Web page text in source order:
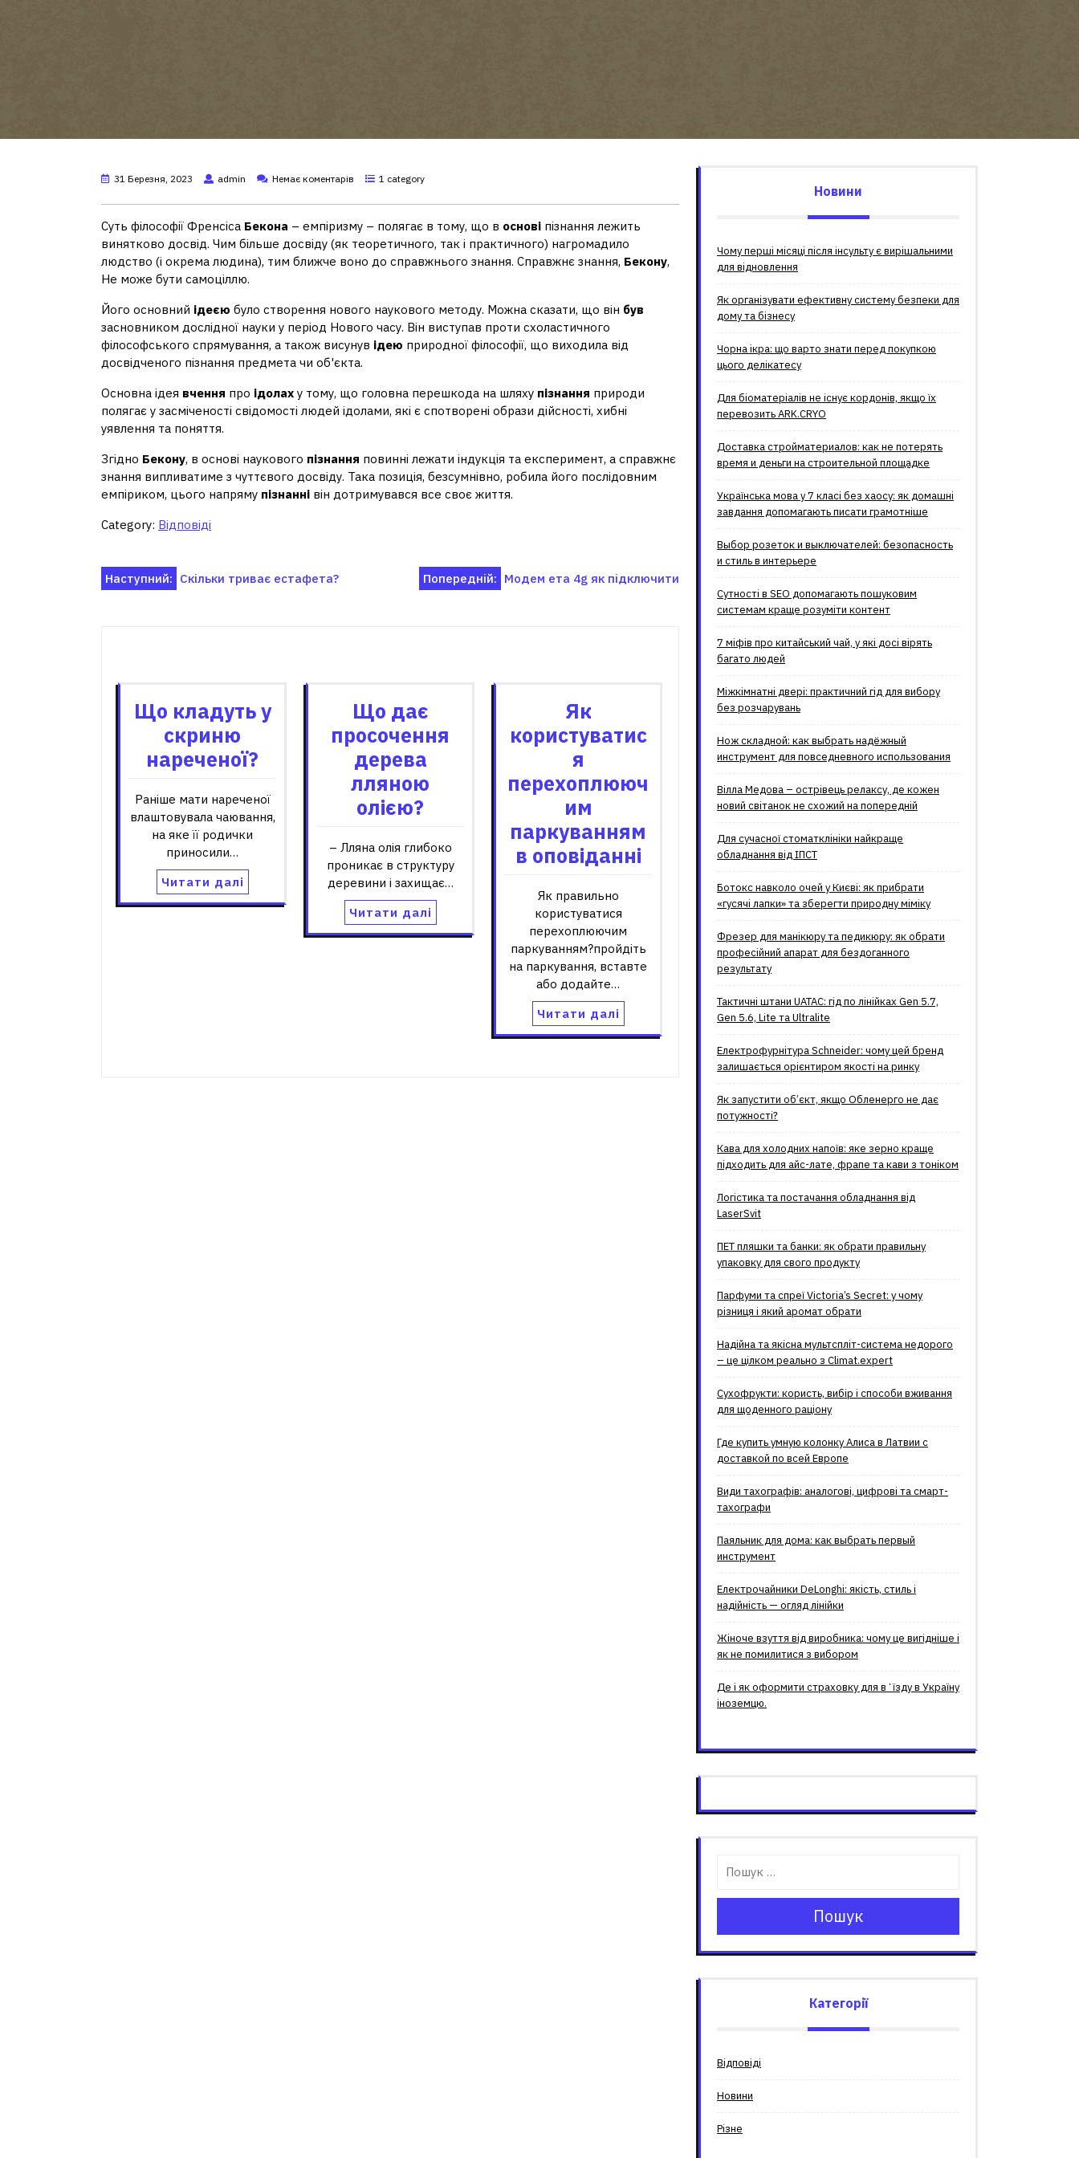
31 Березня, 2023 admin Немає коментарів 1 category
Суть філософії Френсіса Бекона – емпіризму – полягає в тому, що в основі пізнання лежить
винятково досвід. Чим більше досвіду (як теоретичного, так і практичного) нагромадило
людство (і окрема людина), тим ближче воно до справжнього знання. Справжнє знання, Бекону,
Не може бути самоціллю.
Його основний ідеєю було створення нового наукового методу. Можна сказати, що він був
засновником дослідної науки у період Нового часу. Він виступав проти схоластичного
філософського спрямування, а також висунув ідею природної філософії, що виходила від
досвідченого пізнання предмета чи об'єкта.
Основна ідея вчення про ідолах у тому, що головна перешкода на шляху пізнання природи
полягає у засміченості свідомості людей ідолами, які є спотворені образи дійсності, хибні
уявлення та поняття.
Згідно Бекону, в основі наукового пізнання повинні лежати індукція та експеримент, а справжнє
знання випливатиме з чуттєвого досвіду. Така позиція, безсумнівно, робила його послідовним
емпіриком, цього напряму пізнанні він дотримувався все своє життя.
Category: Відповіді
Навігація
Попередній: Модем ета 4g як підключити
Наступний: Скільки триває естафета?
Що кладуть у
скриню
нареченої?
Раніше мати нареченої
влаштовувала чаювання,
на яке її родички
приносили…
Читати далі
Що дає
просочення
дерева
лляною
олією?
– Лляна олія глибоко
проникає в структуру
деревини і захищає…
Читати далі
Як
користуватис
я
перехоплююч
им
паркуванням
в оповіданні
Як правильно
користуватися
перехоплюючим
паркуванням?пройдіть
на паркування, вставте
або додайте…
Читати далі
Новини
Чому перші місяці після інсульту є вирішальними
для відновлення
Як організувати ефективну систему безпеки для
дому та бізнесу
Чорна ікра: що варто знати перед покупкою
цього делікатесу
Для біоматеріалів не існує кордонів, якщо їх
перевозить ARK.CRYO
Доставка стройматериалов: как не потерять
время и деньги на строительной площадке
Українська мова у 7 класі без хаосу: як домашні
завдання допомагають писати грамотніше
Выбор розеток и выключателей: безопасность
и стиль в интерьере
Сутності в SEO допомагають пошуковим
системам краще розуміти контент
7 міфів про китайський чай, у які досі вірять
багато людей
Міжкімнатні двері: практичний гід для вибору
без розчарувань
Нож складной: как выбрать надёжный
инструмент для повседневного использования
Вілла Медова – острівець релаксу, де кожен
новий світанок не схожий на попередній
Для сучасної стоматклініки найкраще
обладнання від ІПСТ
Ботокс навколо очей у Києві: як прибрати
«гусячі лапки» та зберегти природну міміку
Фрезер для манікюру та педикюру: як обрати
професійний апарат для бездоганного
результату
Тактичні штани UATAC: гід по лінійках Gen 5.7,
Gen 5.6, Lite та Ultralite
Електрофурнітура Schneider: чому цей бренд
залишається орієнтиром якості на ринку
Як запустити об’єкт, якщо Обленерго не дає
потужності?
Кава для холодних напоїв: яке зерно краще
підходить для айс-лате, фрапе та кави з тоніком
Логістика та постачання обладнання від
LaserSvit
ПЕТ пляшки та банки: як обрати правильну
упаковку для свого продукту
Парфуми та спреї Victoria’s Secret: у чому
різниця і який аромат обрати
Надійна та якісна мультспліт-система недорого
– це цілком реально з Climat.еxpert
Сухофрукти: користь, вибір і способи вживання
для щоденного раціону
Где купить умную колонку Алиса в Латвии с
доставкой по всей Европе
Види тахографів: аналогові, цифрові та смарт-
тахографи
Паяльник для дома: как выбрать первый
инструмент
Електрочайники DeLonghi: якість, стиль і
надійність — огляд лінійки
Жіноче взуття від виробника: чому це вигідніше і
як не помилитися з вибором
Де і як оформити страховку для вʼїзду в Україну
іноземцю.
Пошук
Категорії
Відповіді
Новини
Різне